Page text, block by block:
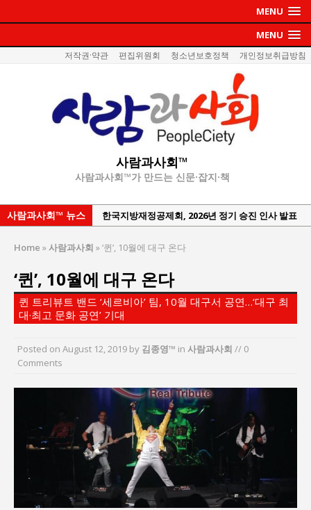
MENU
MENU
저작권·약관 편집위원회 청소년보호정책 개인정보취급방침
사람과사회™
사람과사회™가 만드는 신문·잡지·책
사람과사회™ 뉴스
한국지방재정공제회, 2026년 정기 승진 인사 발표
세미나 개최
서효석 충청향우회중앙회 총재 취임 논란 확산
지방의회 공약은 ‘빛 좋은 개살구’인가?
“7월 1일 의장 선출은 ‘위법’이다”
현”
이홍원 작가, 생활문화상품 4종 판매
통일 지향 2국가론: 한반도 평화의 새로운 길
강산건설 박재윤 강제추행 사건, 무엇이 문제인가?
Home »사람과사회 »‘퀸’, 10월에 대구 온다
‘퀸’, 10월에 대구 온다
퀸 트리뷰트 밴드 ‘세르비아’ 팀, 10월 대구서 공연…‘대구 최
대·최고 문화 공연’ 기대
Posted on August 12, 2019 by 김종영™ in 사람과사회 // 0
Comments